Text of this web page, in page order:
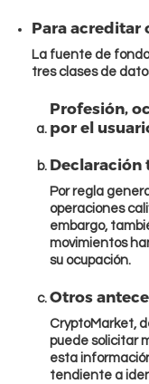
Para acreditar
La fuente de
tres clases de
Profesión,
por el
Declaración
Por regla
operaciones
embargo,
movimientos
su ocupación.
Otros
CryptoMarket,
puede solicitar
esta
tendiente a